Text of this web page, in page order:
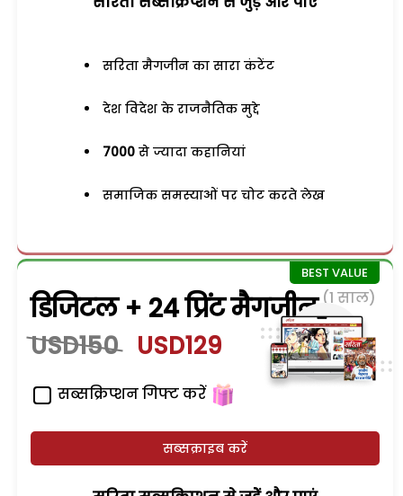
सरिता मैगजीन का सारा कंटेंट
देश विदेश के राजनैतिक मुद्दे
7000 से ज्यादा कहानियां
समाजिक समस्याओं पर चोट करते लेख
डिजिटल + 24 प्रिंट मैगजीन (1 साल)
USD150 USD129
सब्सक्रिप्शन गिफ्ट करें
सब्सक्राइब करें